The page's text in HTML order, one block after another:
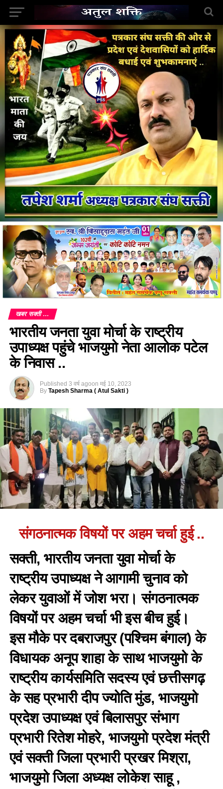
खबर सक्ती ...
भारतीय जनता युवा मोर्चा के राष्ट्रीय
उपाध्यक्ष पहुंचे भाजयुमो नेता आलोक पटेल
के निवास ..
Published 3 वर्ष agoon मई 10, 2023
By Tapesh Sharma ( Atul Sakti )
संगठनात्मक विषयों पर अहम चर्चा हुई ..
सक्ती, भारतीय जनता युवा मोर्चा के
राष्ट्रीय उपाध्यक्ष ने आगामी चुनाव को
लेकर युवाओं में जोश भरा। संगठनात्मक
विषयों पर अहम चर्चा भी इस बीच हुई।
इस मौके पर दबराजपुर (पश्चिम बंगाल) के
विधायक अनूप शाहा के साथ भाजयुमो के
राष्ट्रीय कार्यसमिति सदस्य एवं छत्तीसगढ़
के सह प्रभारी दीप ज्योति मुंड, भाजयुमो
प्रदेश उपाध्यक्ष एवं बिलासपुर संभाग
प्रभारी रितेश मोहरे, भाजयुमो प्रदेश मंत्री
एवं सक्ती जिला प्रभारी प्रखर मिश्रा,
भाजयुमो जिला अध्यक्ष लोकेश साहू ,